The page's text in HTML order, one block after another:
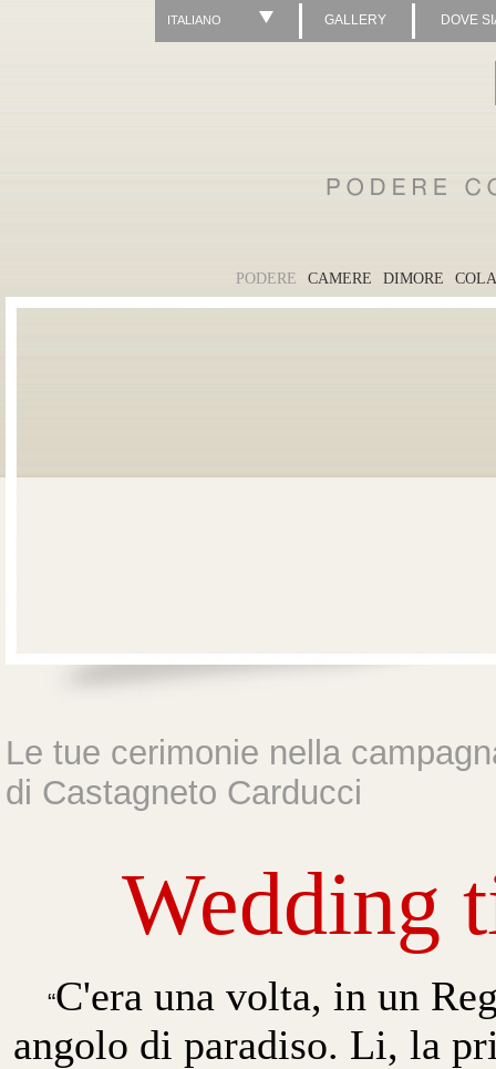
ITALIANO GALLERY DOVE
PODERE CAMERE DIMORE
Le tue cerimonie nella
di Castagneto Carducci
Wedding
“C'era una volta, in un
angolo di paradiso. Li, la